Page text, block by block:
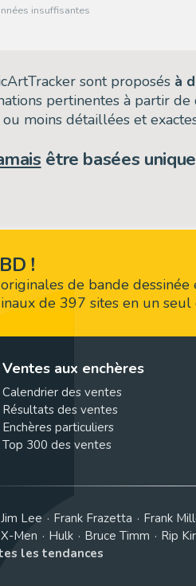
sont proposés à
pertinentes à partir
moins détaillées et
être basées
!
de bande dessinée
de 397 sites en un seul
Ventes aux enchères
Calendrier des ventes
Résultats des ventes
Enchères particuliers
Top 300 des ventes
Jim Lee Frank Frazetta Frank
Men Hulk Bruce Timm Rip
les tendances